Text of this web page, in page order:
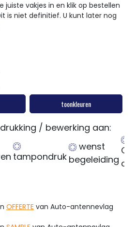
juiste vakjes in en klik op bestellen
is niet definitief. U kunt later nog
toonkleuren
/ bewerking aan:
tampondruk
wenst
begeleiding
OFFERTE van Auto-antennevlag